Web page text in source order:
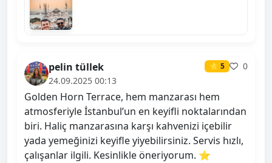
pelin tüllek ⭐ 5
0
24.09.2025 00:13
Golden Horn Terrace, hem manzarası hem
atmosferiyle İstanbul’un en keyifli noktalarından
biri. Haliç manzarasına karşı kahvenizi içebilir
yada yemeğinizi keyifle yiyebilirsiniz. Servis hızlı,
çalışanlar ilgili. Kesinlikle öneriyorum. ⭐️